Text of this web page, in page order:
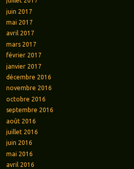
juin 2017
mai 2017
avril 2017
mars 2017
février 2017
janvier 2017
décembre 2016
novembre 2016
octobre 2016
septembre 2016
août 2016
juillet 2016
juin 2016
mai 2016
avril 2016